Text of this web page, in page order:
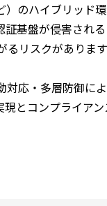
のハイブリッド
基盤が侵害され
リスクがあります
対応・多層防御に
とコンプライア